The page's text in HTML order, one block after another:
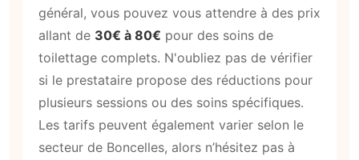
général, vous pouvez vous attendre à des prix
allant de 30€ à 80€ pour des soins de
toilettage complets. N'oubliez pas de vérifier
si le prestataire propose des réductions pour
plusieurs sessions ou des soins spécifiques.
Les tarifs peuvent également varier selon le
secteur de Boncelles, alors n’hésitez pas à